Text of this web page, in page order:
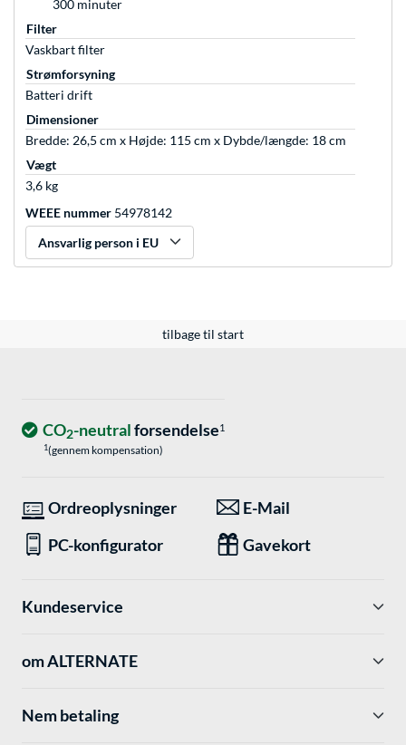
300 minuter
Filter
Vaskbart filter
Strømforsyning
Batteri drift
Dimensioner
Bredde: 26,5 cm x Højde: 115 cm x Dybde/længde: 18 cm
Vægt
3,6 kg
WEEE nummer 54978142
Ansvarlig person i EU
tilbage til start
CO2-neutralforsendelse1
1(gennem kompensation)
Ordreoplysninger
E-Mail
PC-konfigurator
Gavekort
Kundeservice
om ALTERNATE
Nem betaling